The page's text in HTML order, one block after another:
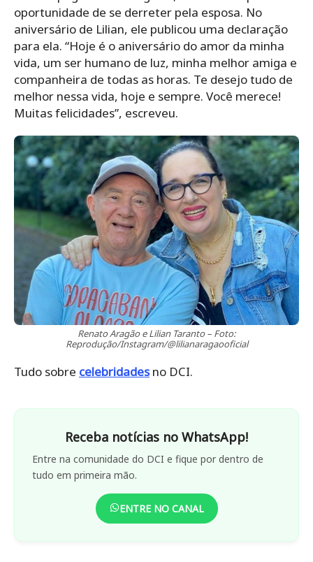
oportunidade de se derreter pela esposa. No
aniversário de Lilian, ele publicou uma declaração
para ela. “Hoje é o aniversário do amor da minha
vida, um ser humano de luz, minha melhor amiga e
companheira de todas as horas. Te desejo tudo de
melhor nessa vida, hoje e sempre. Você merece!
Muitas felicidades”, escreveu.
Renato Aragão e Lilian Taranto – Foto:
Reprodução/Instagram/@lilianaragaooficial
Tudo sobre celebridadesno DCI.
Receba notícias no WhatsApp!
Entre na comunidade do DCI e fique por dentro de
tudo em primeira mão.
ENTRE NO CANAL